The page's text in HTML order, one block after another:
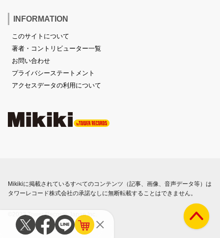
INFORMATION
このサイトについて
著者・コントリビューター一覧
お問い合わせ
プライバシーステートメント
アクセスデータの利用について
Mikikiに掲載されているすべてのコンテンツ（記事、画像、音声データ等）は
タワーレコード株式会社の承諾なしに無断転載することはできません。
©2023 Tower Records Japan Inc.